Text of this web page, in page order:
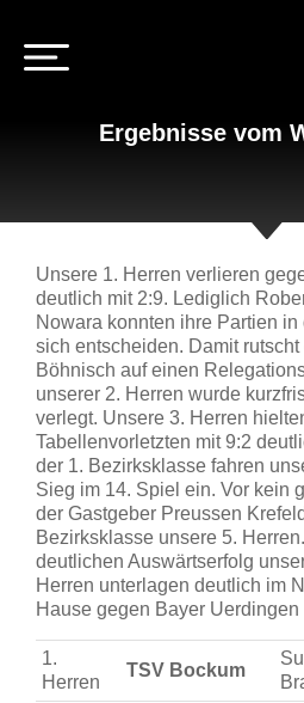
Ergebnisse vom
Unsere 1. Herren verlieren
deutlich mit 2:9. Lediglich
Nowara konnten ihre Partien
sich entscheiden. Damit
Böhnisch auf einen
unserer 2. Herren wurde
verlegt. Unsere 3. Herren
Tabellenvorletzten mit 9:2
der 1. Bezirksklasse fahren
Sieg im 14. Spiel ein. Vor kein
der Gastgeber Preussen
Bezirksklasse unsere 5.
deutlichen Auswärtserfolg
Herren unterlagen deutlich im
Hause gegen Bayer Uerdingen
1.
Herren
TSV Bockum